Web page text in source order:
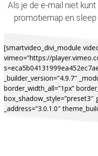
Als je de e-mail niet
promotiemap en sleep
[smartvideo_divi_module
vimeo=”https://
_builder_version=”4.9.7″
border_width_all=”1px”
box_shadow_style=”preset3″
_address=”3.0.1.0″